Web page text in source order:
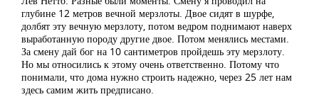
глубине 12 метров вечной мерзлоты. Двое сидят в шурфе,
долбят эту вечную мерзлоту, потом ведром поднимают наверх
выработанную породу другие двое. Потом менялись местами.
За смену дай бог на 10 сантиметров пройдешь эту мерзлоту.
Но мы относились к этому очень ответственно. Потому что
понимали, что дома нужно строить надежно, через 25 лет нам
здесь самим жить предписано.